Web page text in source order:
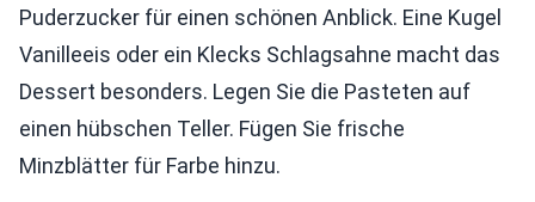
Puderzucker für einen schönen Anblick. Eine Kugel
Vanilleeis oder ein Klecks Schlagsahne macht das
Dessert besonders. Legen Sie die Pasteten auf
einen hübschen Teller. Fügen Sie frische
Minzblätter für Farbe hinzu.